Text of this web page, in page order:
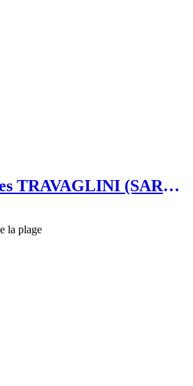
TRAVAGLINI (SARL)
Funéraire
la plage